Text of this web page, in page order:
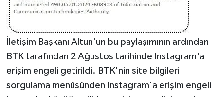
İletişim Başkanı Altun'un bu paylaşımının ardından
BTK tarafından 2 Ağustos tarihinde Instagram'a
erişim engeli getirildi. BTK'nin site bilgileri
sorgulama menüsünden Instagram'a erişim engeli
Yaşam